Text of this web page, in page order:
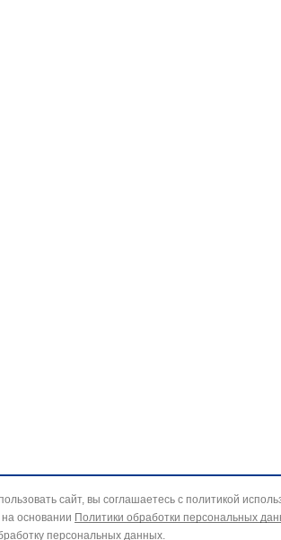
сайт, вы соглашаетесь с политикой
основании Политики обработки персональных
персональных данных.